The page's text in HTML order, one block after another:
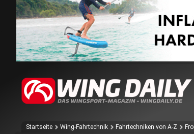
Startseite Wing-Fahrtechnik Fahrtechniken von A-Z